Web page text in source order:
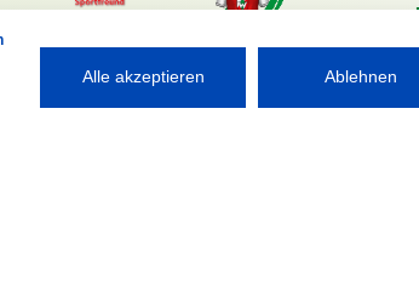
Alle akzeptieren Ablehnen